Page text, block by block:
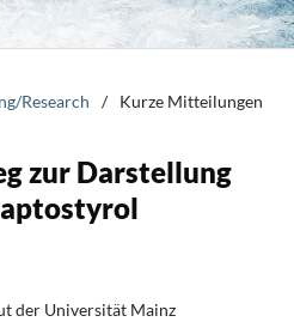
Research
/ Kurze Mitteilungen
zur Darstellung
der Universität Mainz